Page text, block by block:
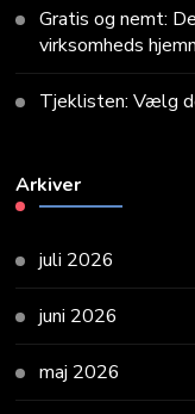
Gratis og nemt:
virksomheds
Tjeklisten: Vælg
Arkiver
juli 2026
juni 2026
maj 2026